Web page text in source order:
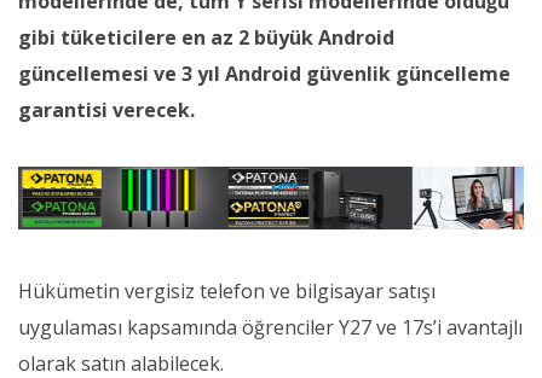
gibi tüketicilere en az 2 büyük Android
güncellemesi ve 3 yıl Android güvenlik güncelleme
garantisi verecek.
Hükümetin vergisiz telefon ve bilgisayar satışı
uygulaması kapsamında öğrenciler Y27 ve 17s’i avantajlı
olarak satın alabilecek.